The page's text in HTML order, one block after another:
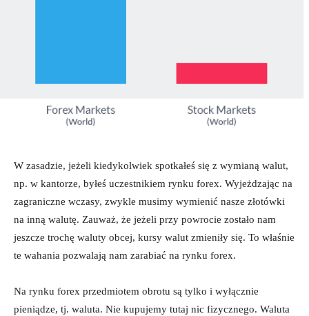
W zasadzie, jeżeli kiedykolwiek spotkałeś się z wymianą walut,
np. w kantorze, byłeś uczestnikiem rynku forex. Wyjeżdzając na
zagraniczne wczasy, zwykle musimy wymienić nasze złotówki
na inną walutę. Zauważ, że jeżeli przy powrocie zostało nam
jeszcze trochę waluty obcej, kursy walut zmieniły się. To właśnie
te wahania pozwalają nam zarabiać na rynku forex.
Na rynku forex przedmiotem obrotu są tylko i wyłącznie
pieniądze, tj. waluta. Nie kupujemy tutaj nic fizycznego. Waluta